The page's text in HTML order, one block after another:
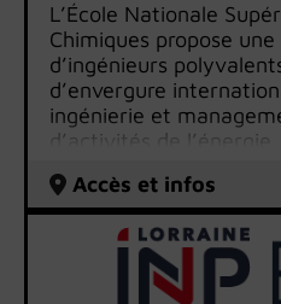
L’École Nationale
Chimiques propose
d’ingénieurs
d’envergure
ingénierie et
d’activités de
cosmétologie, les
procédés de
systèmes à haute
Accès et infos